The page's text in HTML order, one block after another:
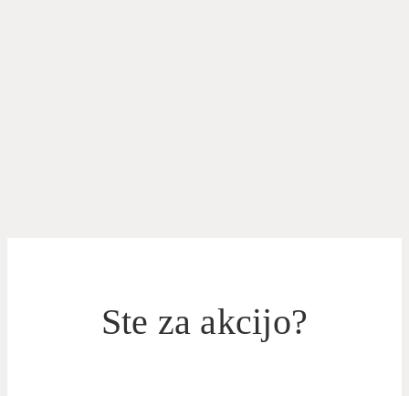
Ste za akcijo?